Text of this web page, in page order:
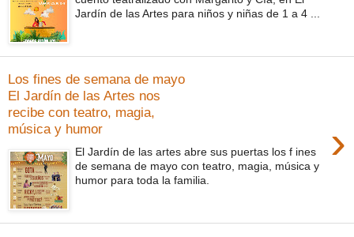
Jardín de las Artes para niños y niñas de 1 a 4 ...
Los fines de semana de mayo
El Jardín de las Artes nos
recibe con teatro, magia,
música y humor
›
El Jardín de las artes abre sus puertas los f ines
de semana de mayo con teatro, magia, música y
humor para toda la familia.